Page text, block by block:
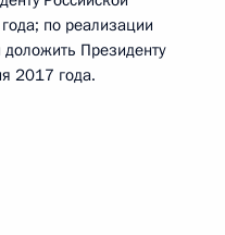
по реализации
Президенту
2017 года.